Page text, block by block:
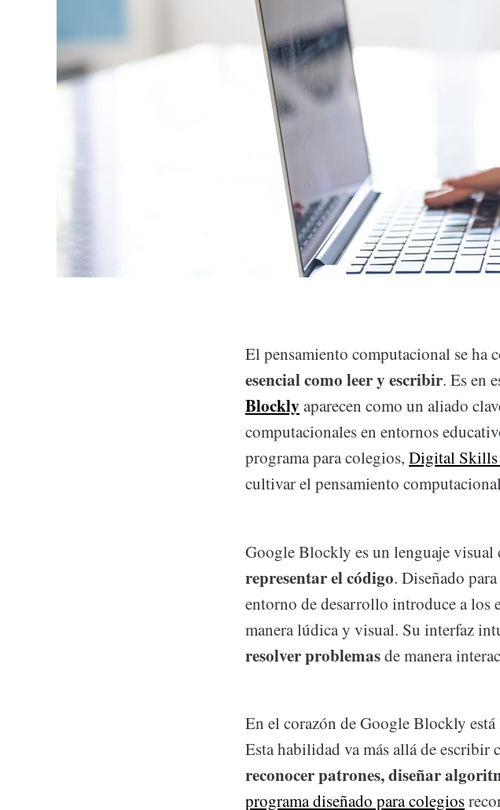
El pensamiento computacional se ha
esencial como leer y escribir. Es en
Blockly aparecen como un aliado
computacionales en entornos
programa para colegios, Digital
cultivar el pensamiento
Google Blockly es un lenguaje visual
representar el código. Diseñado
entorno de desarrollo introduce a los
manera lúdica y visual. Su interfaz
resolver problemasde manera
En el corazón de Google Blockly
Esta habilidad va más allá de escribir
reconocer patrones, diseñar
programa diseñado para colegios